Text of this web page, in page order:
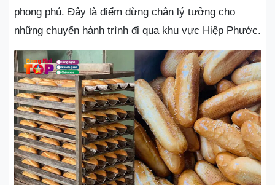
phong phú. Đây là điểm dừng chân lý tưởng cho
những chuyến hành trình đi qua khu vực Hiệp Phước.